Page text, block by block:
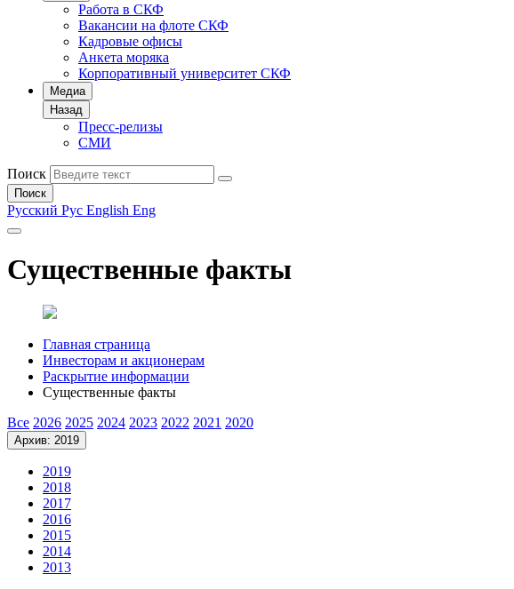
Работа в СКФ
Вакансии на флоте СКФ
Кадровые офисы
Анкета моряка
Корпоративный университет СКФ
Медиа
Назад
Пресс-релизы
СМИ
Поиск
Поиск
Русский Рус English Eng
Существенные факты
Главная страница
Инвесторам и акционерам
Раскрытие информации
Существенные факты
Все 2026 2025 2024 2023 2022 2021 2020
Архив: 2019
2019
2018
2017
2016
2015
2014
2013